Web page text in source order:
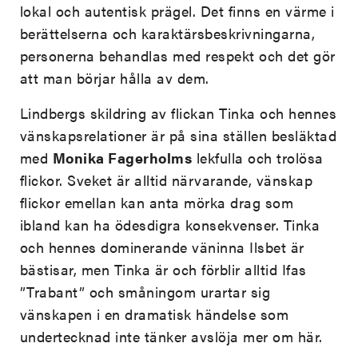
lokal och autentisk prägel. Det finns en värme i
berättelserna och karaktärsbeskrivningarna,
personerna behandlas med respekt och det gör
att man börjar hålla av dem.
Lindbergs skildring av flickan Tinka och hennes
vänskapsrelationer är på sina ställen besläktad
med Monika Fagerholms lekfulla och trolösa
flickor. Sveket är alltid närvarande, vänskap
flickor emellan kan anta mörka drag som
ibland kan ha ödesdigra konsekvenser. Tinka
och hennes dominerande väninna Ilsbet är
bästisar, men Tinka är och förblir alltid Ifas
”Trabant” och småningom urartar sig
vänskapen i en dramatisk händelse som
undertecknad inte tänker avslöja mer om här.